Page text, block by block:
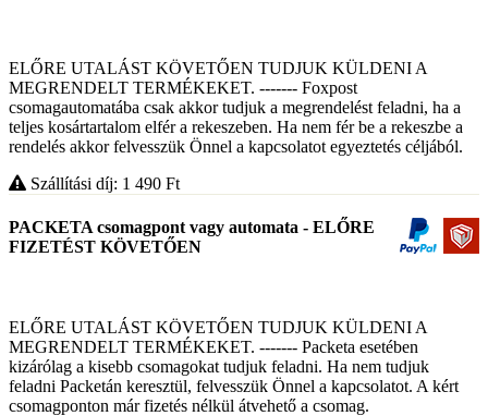
ELŐRE UTALÁST KÖVETŐEN TUDJUK KÜLDENI A
MEGRENDELT TERMÉKEKET. ------- Foxpost
csomagautomatába csak akkor tudjuk a megrendelést feladni, ha a
teljes kosártartalom elfér a rekeszeben. Ha nem fér be a rekeszbe a
rendelés akkor felvesszük Önnel a kapcsolatot egyeztetés céljából.
Szállítási díj: 1 490 Ft
PACKETA csomagpont vagy automata - ELŐRE
FIZETÉST KÖVETŐEN
ELŐRE UTALÁST KÖVETŐEN TUDJUK KÜLDENI A
MEGRENDELT TERMÉKEKET. ------- Packeta esetében
kizárólag a kisebb csomagokat tudjuk feladni. Ha nem tudjuk
feladni Packetán keresztül, felvesszük Önnel a kapcsolatot. A kért
csomagponton már fizetés nélkül átvehető a csomag.